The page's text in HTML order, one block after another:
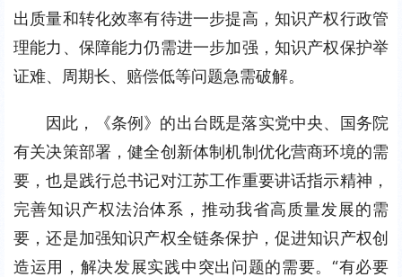
出质量和转化效率有待进一步提高，知识产权行政管
理能力、保障能力仍需进一步加强，知识产权保护举
证难、周期长、赔偿低等问题急需破解。
因此，《条例》的出台既是落实党中央、国务院
有关决策部署，健全创新体制机制优化营商环境的需
要，也是践行总书记对江苏工作重要讲话指示精神，
完善知识产权法治体系，推动我省高质量发展的需
要，还是加强知识产权全链条保护，促进知识产权创
造运用，解决发展实践中突出问题的需要。“有必要